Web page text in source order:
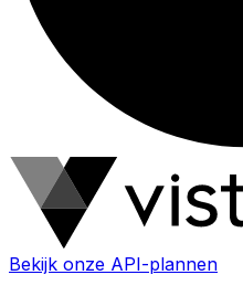
Bekijk onze API-plannen